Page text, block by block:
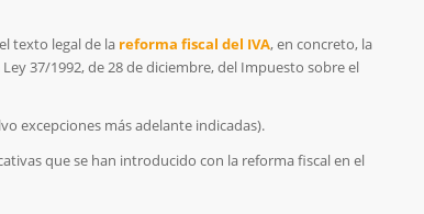
texto legal de la reforma fiscal del IVA, en concreto, la
37/1992, de 28 de diciembre, del Impuesto sobre el
excepciones más adelante indicadas).
que se han introducido con la reforma fiscal en el